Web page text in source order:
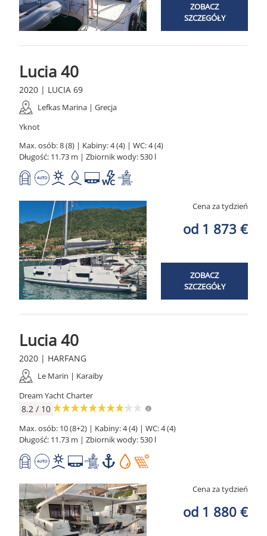
ZOBACZ
SZCZEGÓŁY
Lucia 40
2020 | LUCIA 69
Lefkas Marina | Grecja
Yknot
Max. osób: 8 (8) | Kabiny: 4 (4) | WC: 4 (4)
Długość: 11.73 m | Zbiornik wody: 530 l
Cena za tydzień
od 1 873 €
ZOBACZ
SZCZEGÓŁY
Lucia 40
2020 | HARFANG
Le Marin | Karaiby
Dream Yacht Charter
8.2 / 10
Max. osób: 10 (8+2) | Kabiny: 4 (4) | WC: 4 (4)
Długość: 11.73 m | Zbiornik wody: 530 l
Cena za tydzień
od 1 880 €